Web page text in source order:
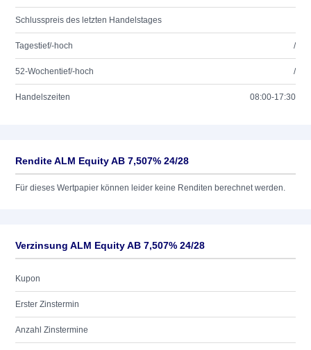
Schlusspreis des letzten Handelstages
Tagestief/-hoch /
52-Wochentief/-hoch /
Handelszeiten 08:00-17:30
Rendite ALM Equity AB 7,507% 24/28
Für dieses Wertpapier können leider keine Renditen berechnet werden.
Verzinsung ALM Equity AB 7,507% 24/28
Kupon
Erster Zinstermin
Anzahl Zinstermine